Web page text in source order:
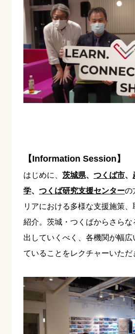
【Information Session】
はじめに、 茨城県、 つくば市、
学、 つくば研究支援センターの
リアにおける多様な支援施策
紹介。茨城・つくばからさらな
出していくべく、各機関が幅
ていることをレクチャーいただ